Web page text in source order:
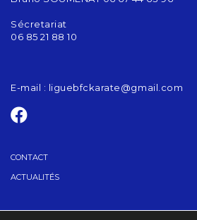
Sécretariat
06 85 21 88 10
E-mail : liguebfckarate@gmail.com
CONTACT
ACTUALITÉS